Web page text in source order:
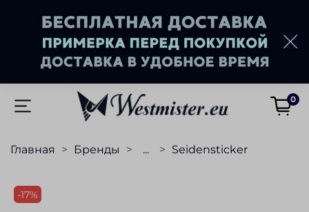
0
Главная Бренды ... Seidensticker
-17%